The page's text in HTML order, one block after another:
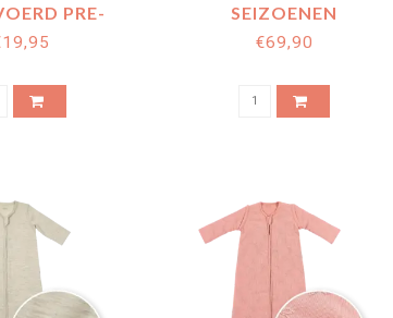
PRE-
HYDROFIEL -
SEIZOENEN
OMSLAGDOEK MET
505
€69,90